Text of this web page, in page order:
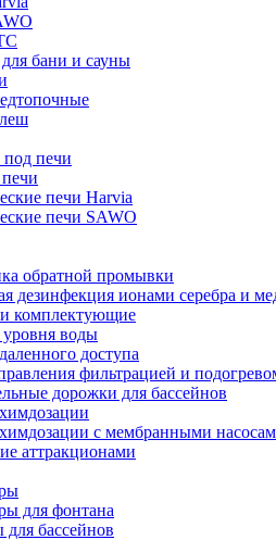
бани и сауны
печи
печи Harvia
печи SAWO
обратной промывки
дезинфекция ионами серебра и
и комплектующие
воды
доступа
фильтрацией и
дорожки для бассейнов
с мембранными
аттракционами
для фонтана
бассейнов